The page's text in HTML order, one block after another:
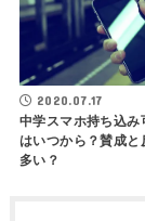
2020.07.17
中学スマホ持ち込み
はいつから？賛成と
多い？